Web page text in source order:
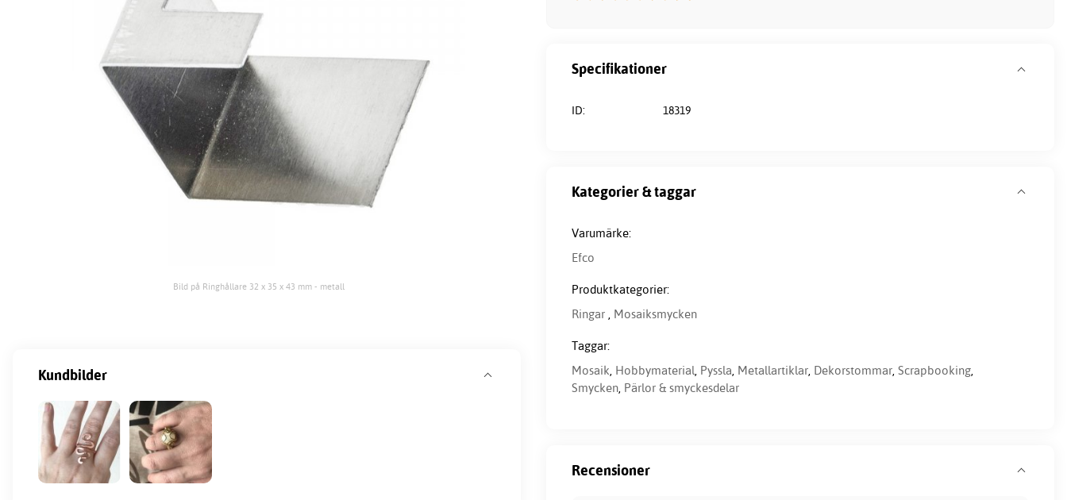
Bild på Ringhållare 32 x 35 x 43 mm - metall
Specifikationer
ID: 18319
Kategorier & taggar
Varumärke:
Efco
Produktkategorier:
Ringar , Mosaiksmycken
Taggar:
Mosaik, Hobbymaterial, Pyssla, Metallartiklar, Dekorstommar, Scrapbooking,
Smycken, Pärlor & smyckesdelar
Kundbilder
Recensioner